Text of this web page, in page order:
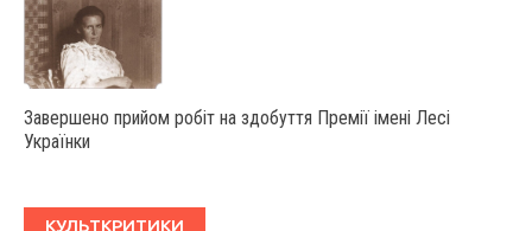
Завершено прийом робіт на здобуття Премії імені Лесі
Українки
КУЛЬТКРИТИКИ